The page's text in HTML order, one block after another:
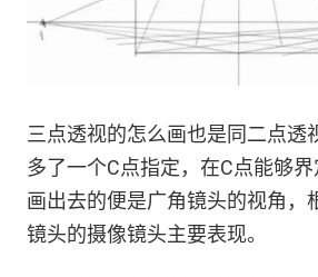
三点透视的怎么画也是同二点透
多了一个C点指定，在C点能够
画出去的便是广角镜头的视角，
镜头的摄像镜头主要表现。